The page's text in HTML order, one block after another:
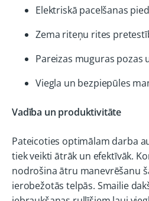
Elektriskā pacelšanas
Zema riteņu rites
Pareizas muguras pozas
Viegla un bezpiepūles
Vadība un produktivitāte
Pateicoties optimālam darba
tiek veikti ātrāk un efektīvāk.
nodrošina ātru manevrēšanu
ierobežotās telpās. Smailie